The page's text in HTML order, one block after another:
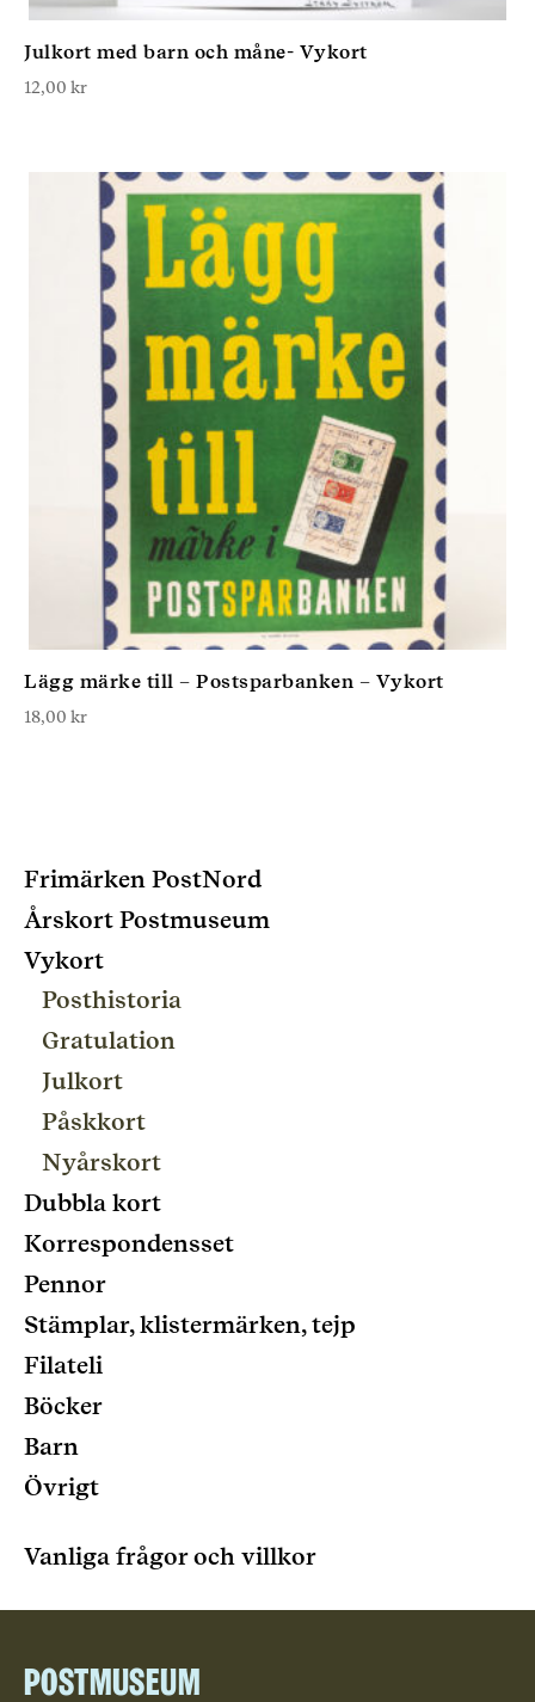
Julkort med barn och måne- Vykort
12,00 kr
Lägg märke till – Postsparbanken – Vykort
18,00 kr
Frimärken PostNord
Årskort Postmuseum
Vykort
Posthistoria
Gratulation
Julkort
Påskkort
Nyårskort
Dubbla kort
Korrespondensset
Pennor
Stämplar, klistermärken, tejp
Filateli
Böcker
Barn
Övrigt
Vanliga frågor och villkor
Postmuseum